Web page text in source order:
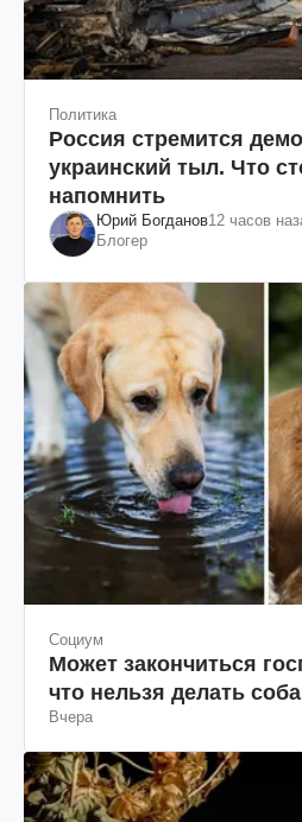
Политика
Россия стремится
украинский тыл. Что
напомнить
Юрий Богданов12 часов
Блогер
Социум
Может закончиться
что нельзя делать
Вчера